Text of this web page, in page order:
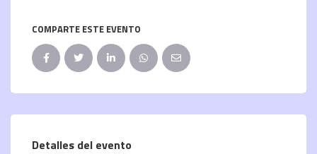
COMPARTE ESTE EVENTO
Detalles del evento